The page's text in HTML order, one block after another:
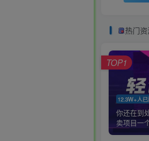
热门
12.3W+人
你还在到
卖项目一
TOP1